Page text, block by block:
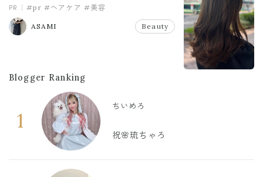
PR #pr #ヘアケア #美容
ASAMI Beauty
Blogger Ranking
1
ちいめろ
祝🌸琉ちゃろ